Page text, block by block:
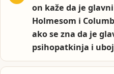
on kaže da je
Holmesom i
ako se zna da je
psihopatkinja i